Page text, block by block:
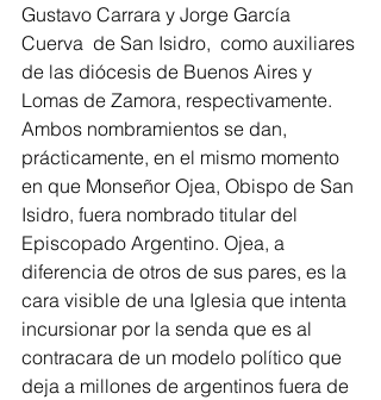
Gustavo Carrara y Jorge García
Cuerva  de San Isidro,  como auxiliares
de las diócesis de Buenos Aires y
Lomas de Zamora, respectivamente.
Ambos nombramientos se dan,
prácticamente, en el mismo momento
en que Monseñor Ojea, Obispo de San
Isidro, fuera nombrado titular del
Episcopado Argentino. Ojea, a
diferencia de otros de sus pares, es la
cara visible de una Iglesia que intenta
incursionar por la senda que es al
contracara de un modelo político que
deja a millones de argentinos fuera de